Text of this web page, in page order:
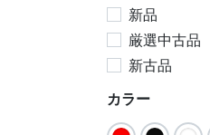
新品
厳選中古品
新古品
カラー